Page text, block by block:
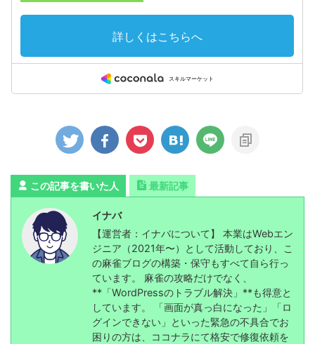
この記事を書いた人 最新記事
イナバ
【運営者：イナバについて】 本業はWebエン
ジニア（2021年〜）として活動しており、こ
の麻雀ブログの構築・保守もすべて自ら行っ
ています。 麻雀の攻略だけでなく、
**「WordPressのトラブル解決」**も得意と
しています。 「画面が真っ白になった」「ロ
グインできない」といった緊急の不具合でお
困りの方は、ココナラにて格安で修復依頼を